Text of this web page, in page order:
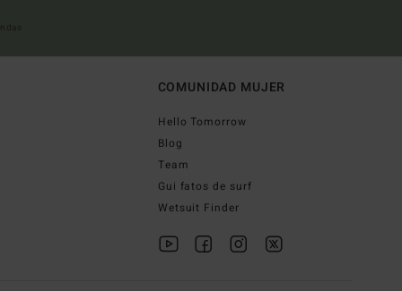
COMUNIDAD MUJER
Hello Tomorrow
Blog
Team
Gui fatos de surf
Wetsuit Finder